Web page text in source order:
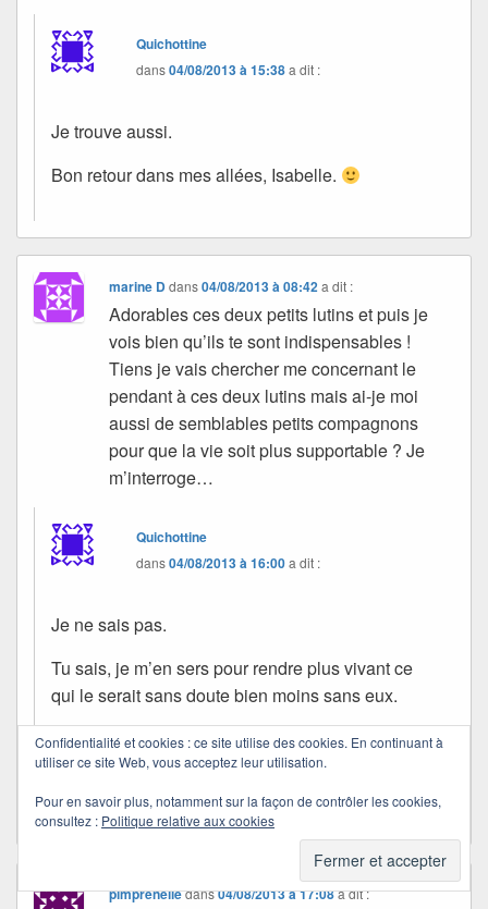
Quichottine
dans04/08/2013 à 15:38a dit :
Je trouve aussi.
Bon retour dans mes allées, Isabelle.
marine Ddans04/08/2013 à 08:42 a dit :
Adorables ces deux petits lutins et puis je
vois bien qu’ils te sont indispensables !
Tiens je vais chercher me concernant le
pendant à ces deux lutins mais ai-je moi
aussi de semblables petits compagnons
pour que la vie soit plus supportable ? Je
m’interroge…
Quichottine
dans04/08/2013 à 16:00a dit :
Je ne sais pas.
Tu sais, je m’en sers pour rendre plus vivant ce
qui le serait sans doute bien moins sans eux.
Merci pour ces mots partagés.
pimprenelledans04/08/2013 à 17:08a dit :
Confidentialité et cookies : ce site utilise des cookies. En continuant à
utiliser ce site Web, vous acceptez leur utilisation.
Pour en savoir plus, notamment sur la façon de contrôler les cookies,
consultez : Politique relative aux cookies